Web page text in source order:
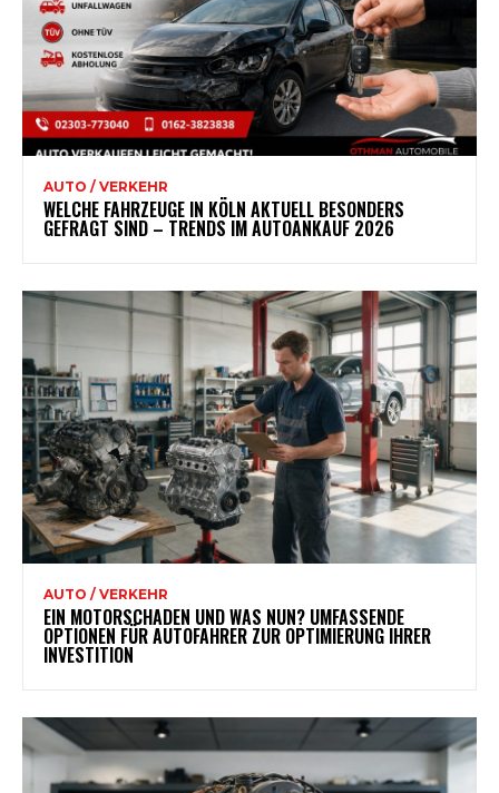
AUTO / VERKEHR
WELCHE FAHRZEUGE IN KÖLN AKTUELL BESONDERS
GEFRAGT SIND – TRENDS IM AUTOANKAUF 2026
AUTO / VERKEHR
EIN MOTORSCHADEN UND WAS NUN? UMFASSENDE
OPTIONEN FÜR AUTOFAHRER ZUR OPTIMIERUNG IHRER
INVESTITION